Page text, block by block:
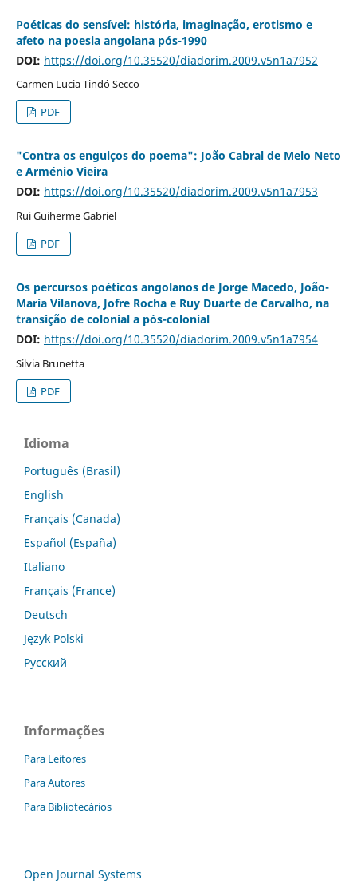
Poéticas do sensível: história, imaginação, erotismo e
afeto na poesia angolana pós-1990
DOI: https://doi.org/10.35520/diadorim.2009.v5n1a7952
Carmen Lucia Tindó Secco
PDF
"Contra os enguiços do poema": João Cabral de Melo Neto
e Arménio Vieira
DOI: https://doi.org/10.35520/diadorim.2009.v5n1a7953
Rui Guiherme Gabriel
PDF
Os percursos poéticos angolanos de Jorge Macedo, João-
Maria Vilanova, Jofre Rocha e Ruy Duarte de Carvalho, na
transição de colonial a pós-colonial
DOI: https://doi.org/10.35520/diadorim.2009.v5n1a7954
Silvia Brunetta
PDF
Idioma
Português (Brasil)
English
Français (Canada)
Español (España)
Italiano
Français (France)
Deutsch
Język Polski
Русский
Informações
Para Leitores
Para Autores
Para Bibliotecários
Open Journal Systems